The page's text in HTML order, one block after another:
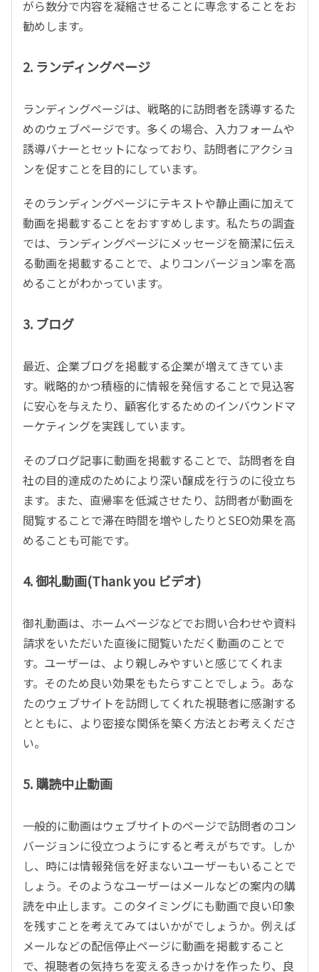
がら数分で内容を凝縮させることに専念することをお
勧めします。
2. ランディングページ
ランディングページは、戦略的に訪問者を誘導するた
めのウェブページです。多くの場合、入力フォームや
誘導バナーとセットになっており、訪問者にアクショ
ンを促すことを目的にしています。
そのランディングページにテキストや静止画に加えて
動画を掲載することをおすすめします。私たちの調査
では、ランディングページにメッセージを簡潔に伝え
る動画を掲載することで、よりコンバージョン率を高
めることがわかっています。
3. ブログ
最近、企業ブログを掲載する企業が増えてきていま
す。戦略的かつ積極的に情報を発信することで見込客
に安心を与えたり、顧客化するためのインバウンドマ
ーケティングを実践しています。
そのブログ記事に動画を掲載することで、訪問者を自
社の目的達成のためにより深い醸成を行うのに役立ち
ます。また、直帰率を低減させたり、訪問者が動画を
閲覧することで滞在時間を増やしたりとSEO効果を高
めることも可能です。
4. 御礼動画(Thank you ビデオ)
御礼動画は、ホームページなどでお問い合わせや資料
請求をいただいた直後に閲覧いただく動画のことで
す。ユーザーは、より親しみやすいと感じてくれま
す。そのため良い効果をもたらすことでしょう。あな
たのウェブサイトを訪問してくれた視聴者に感謝する
とともに、より密接な関係を築く方法とお考えくださ
い。
5. 購読中止動画
一般的に動画はウェブサイトのページで訪問者のコン
バージョンに役立つようにすると考えがちです。しか
し、時には情報発信を好まないユーザーもいることで
しょう。そのようなユーザーはメールなどの案内の購
読を中止します。このタイミングにも動画で良い印象
を残すことを考えてみてはいかがでしょうか。例えば
メールなどの配信停止ページに動画を掲載すること
で、視聴者の気持ちを変えるきっかけを作ったり、良